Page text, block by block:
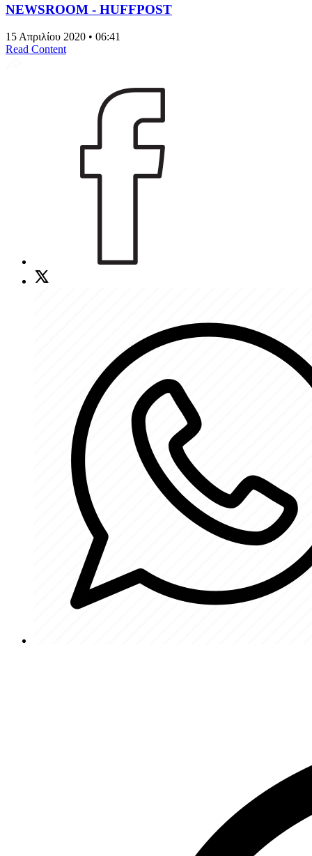
NEWSROOM - HUFFPOST
15 Απριλίου 2020 • 06:41
Read Content